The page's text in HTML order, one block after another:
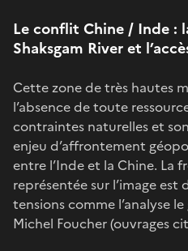
Le conflit Chine / Inde :
Shaksgam River et
Cette zone de très hautes
l’absence de toute
contraintes naturelles et
enjeu d’affrontement
entre l’Inde et la Chine. La
représentée sur l’image
tensions comme l’analyse
Michel Foucher (ouvrages